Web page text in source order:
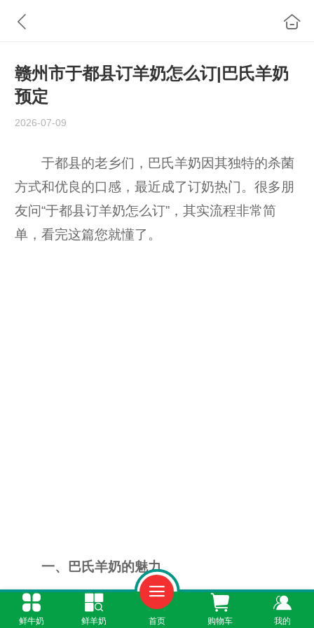
赣州市于都县订羊奶怎么订|巴氏羊奶
预定
2026-07-09
于都县的老乡们，巴氏羊奶因其独特的杀菌
方式和优良的口感，最近成了订奶热门。很多朋
友问“于都县订羊奶怎么订”，其实流程非常简
单，看完这篇您就懂了。
一、巴氏羊奶的魅力
巴氏羊奶采用低温杀菌，既保证了饮用安
鲜牛奶 鲜羊奶 首页 购物车 我的